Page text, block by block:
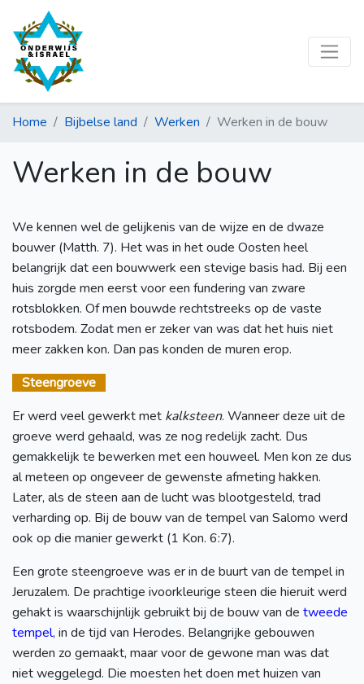
Home Bijbelse land Werken Werken in de bouw
Werken in de bouw
We kennen wel de gelijkenis van de wijze en de dwaze
bouwer (Matth. 7). Het was in het oude Oosten heel
belangrijk dat een bouwwerk een stevige basis had. Bij een
huis zorgde men eerst voor een fundering van zware
rotsblokken. Of men bouwde rechtstreeks op de vaste
rotsbodem. Zodat men er zeker van was dat het huis niet
meer zakken kon. Dan pas konden de muren erop.
Steengroeve
Er werd veel gewerkt met kalksteen. Wanneer deze uit de
groeve werd gehaald, was ze nog redelijk zacht. Dus
gemakkelijk te bewerken met een houweel. Men kon ze dus
al meteen op ongeveer de gewenste afmeting hakken.
Later, als de steen aan de lucht was blootgesteld, trad
verharding op. Bij de bouw van de tempel van Salomo werd
ook op die manier gewerkt (1 Kon. 6:7).
Een grote steengroeve was er in de buurt van de tempel in
Jeruzalem. De prachtige ivoorkleurige steen die hieruit werd
gehakt is waarschijnlijk gebruikt bij de bouw van de tweede
tempel, in de tijd van Herodes. Belangrijke gebouwen
werden zo gemaakt, maar voor de gewone man was dat
niet weggelegd. Die moesten het doen met huizen van